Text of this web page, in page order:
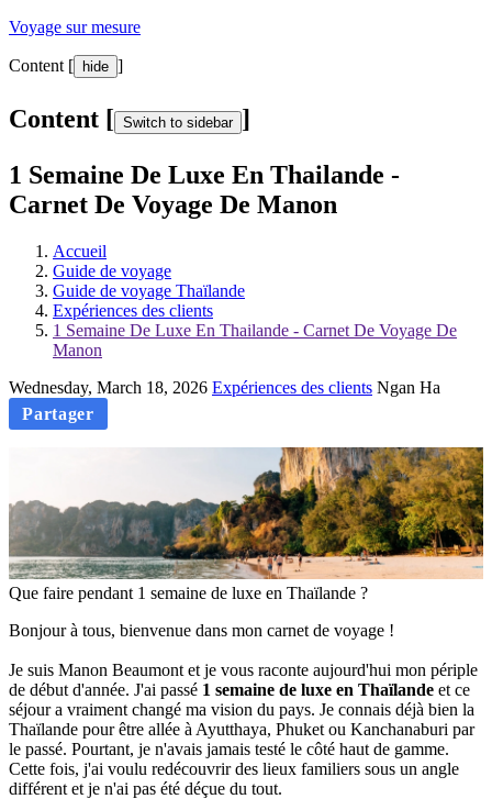
Voyage sur mesure
Content [ hide ]
Content [ Switch to sidebar ]
1 Semaine De Luxe En Thailande -
Carnet De Voyage De Manon
Accueil
Guide de voyage
Guide de voyage Thaïlande
Expériences des clients
1 Semaine De Luxe En Thailande - Carnet De Voyage De
Manon
Wednesday, March 18, 2026 Expériences des clients Ngan Ha
Partager
Que faire pendant 1 semaine de luxe en Thaïlande ?
Bonjour à tous, bienvenue dans mon carnet de voyage !
Je suis Manon Beaumont et je vous raconte aujourd'hui mon périple
de début d'année. J'ai passé 1 semaine de luxe en Thaïlande et ce
séjour a vraiment changé ma vision du pays. Je connais déjà bien la
Thaïlande pour être allée à Ayutthaya, Phuket ou Kanchanaburi par
le passé. Pourtant, je n'avais jamais testé le côté haut de gamme.
Cette fois, j'ai voulu redécouvrir des lieux familiers sous un angle
différent et je n'ai pas été déçue du tout.